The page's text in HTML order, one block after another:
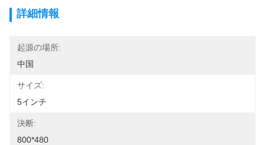
詳細情報
起源の場所:
中国
サイズ:
5インチ
決断:
800*480